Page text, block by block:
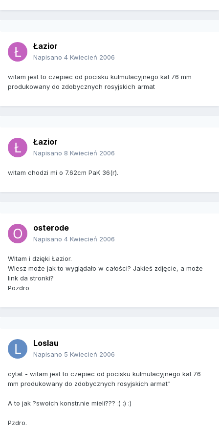
Łazior
Napisano 4 Kwiecień 2006
witam jest to czepiec od pocisku kulmulacyjnego kal 76 mm
produkowany do zdobycznych rosyjskich armat
Łazior
Napisano 8 Kwiecień 2006
witam chodzi mi o 7.62cm PaK 36(r).
osterode
Napisano 4 Kwiecień 2006
Witam i dzięki Łazior.
Wiesz może jak to wyglądało w całości? Jakieś zdjęcie, a może
link da stronki?
Pozdro
Loslau
Napisano 5 Kwiecień 2006
cytat - witam jest to czepiec od pocisku kulmulacyjnego kal 76
mm produkowany do zdobycznych rosyjskich armat"
A to jak ?swoich konstr.nie mieli??? :) :) :)
Pzdro.